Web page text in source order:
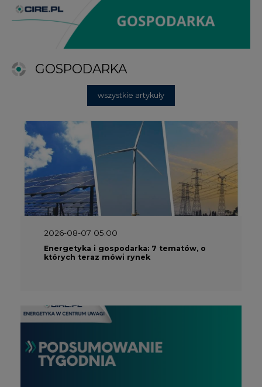
GOSPODARKA
wszystkie artykuły
2026-08-07 05:00
Energetyka i gospodarka: 7 tematów, o
których teraz mówi rynek